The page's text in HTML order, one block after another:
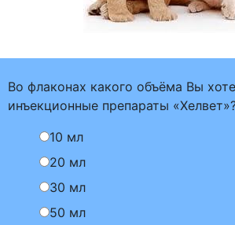
Во флаконах какого объёма Вы
инъекционные препараты
10 мл
20 мл
30 мл
50 мл